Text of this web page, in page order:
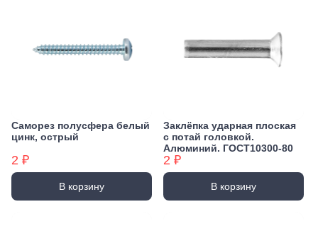
Саморез полусфера белый
цинк, острый
2 ₽
В корзину
Заклёпка ударная плоская
с потай головкой.
Алюминий. ГОСТ10300-80
2 ₽
В корзину